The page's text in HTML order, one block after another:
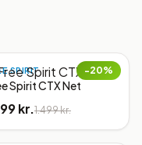
−20%
SPIRIT
Spirit CTX Net
kr.1.499 kr.